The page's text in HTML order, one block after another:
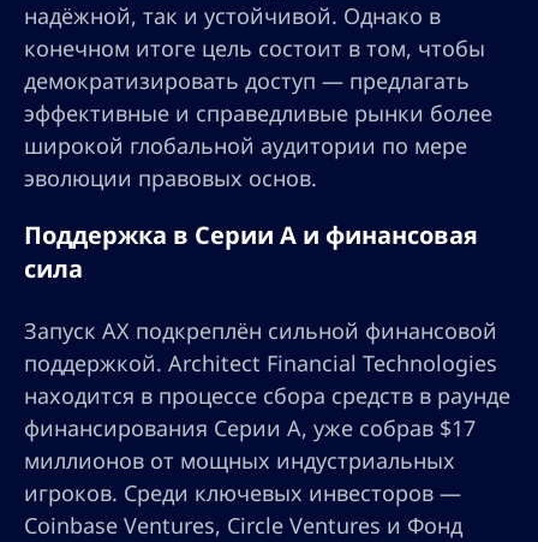
надёжной, так и устойчивой. Однако в
конечном итоге цель состоит в том, чтобы
демократизировать доступ — предлагать
эффективные и справедливые рынки более
широкой глобальной аудитории по мере
эволюции правовых основ.
Поддержка в Серии A и финансовая
сила
Запуск AX подкреплён сильной финансовой
поддержкой. Architect Financial Technologies
находится в процессе сбора средств в раунде
финансирования Серии A, уже собрав $17
миллионов от мощных индустриальных
игроков. Среди ключевых инвесторов —
Coinbase Ventures, Circle Ventures и Фонд